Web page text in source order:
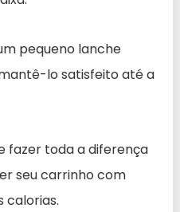
pequeno lanche
lo satisfeito até a
fazer toda a diferença
seu carrinho com
calorias.